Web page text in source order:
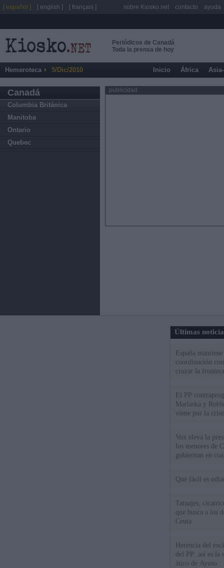
Periódicos de Canadá
Toda la prensa de hoy
Hemeroteca 5/Dic/2010 Inicio África
Canadá
Columbia Británica
Manitoba
Ontario
Quebec
publicidad
Últimas
España
coordinación
cruzar la
El PP
Marlaska y
viene por la
Vox eleva la
los menores de
gobiernan en
Qué fácil es
Tatuajes,
que busca a los
Ceuta
Herencia del
del PP: así es la
ático de Ayuso
[ español ] [ english ] [ français ] sobre Kiosko.net contacto ayuda